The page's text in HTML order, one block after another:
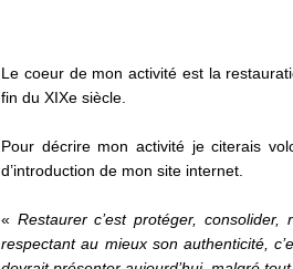
Le coeur de mon activité est la
fin du XIXe siècle.
Pour décrire mon activité je citerais
d’introduction de mon site internet.
« Restaurer c’est protéger,
respectant au mieux son authenticité,